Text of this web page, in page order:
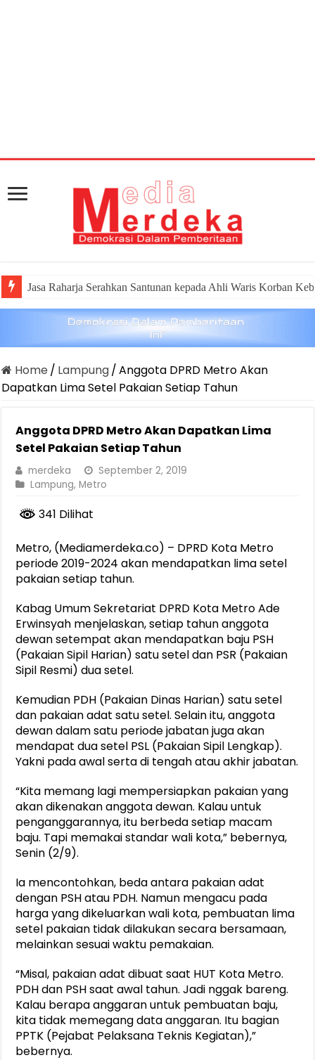
Jasa Raharja Serahkan Santunan kepada Ahli Waris Korban
Home / Lampung/Anggota DPRD Metro Akan
Dapatkan Lima Setel Pakaian Setiap Tahun
Anggota DPRD Metro Akan Dapatkan Lima
Setel Pakaian Setiap Tahun
merdeka
September 2, 2019
Lampung,Metro
341 Dilihat
Metro, (Mediamerdeka.co) – DPRD Kota Metro
periode 2019-2024 akan mendapatkan lima setel
pakaian setiap tahun.
Kabag Umum Sekretariat DPRD Kota Metro Ade
Erwinsyah menjelaskan, setiap tahun anggota
dewan setempat akan mendapatkan baju PSH
(Pakaian Sipil Harian) satu setel dan PSR (Pakaian
Sipil Resmi) dua setel.
Kemudian PDH (Pakaian Dinas Harian) satu setel
dan pakaian adat satu setel. Selain itu, anggota
dewan dalam satu periode jabatan juga akan
mendapat dua setel PSL (Pakaian Sipil Lengkap).
Yakni pada awal serta di tengah atau akhir jabatan.
“Kita memang lagi mempersiapkan pakaian yang
akan dikenakan anggota dewan. Kalau untuk
penganggarannya, itu berbeda setiap macam
baju. Tapi memakai standar wali kota,” bebernya,
Senin (2/9).
Ia mencontohkan, beda antara pakaian adat
dengan PSH atau PDH. Namun mengacu pada
harga yang dikeluarkan wali kota, pembuatan lima
setel pakaian tidak dilakukan secara bersamaan,
melainkan sesuai waktu pemakaian.
“Misal, pakaian adat dibuat saat HUT Kota Metro.
PDH dan PSH saat awal tahun. Jadi nggak bareng.
Kalau berapa anggaran untuk pembuatan baju,
kita tidak memegang data anggaran. Itu bagian
PPTK (Pejabat Pelaksana Teknis Kegiatan),”
bebernya.